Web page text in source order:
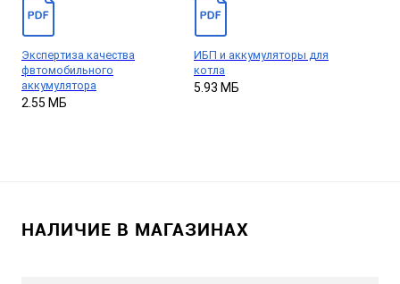
Экспертиза качества
фвтомобильного
аккумулятора
2.55 МБ
ИБП и аккумуляторы для
котла
5.93 МБ
НАЛИЧИЕ В МАГАЗИНАХ